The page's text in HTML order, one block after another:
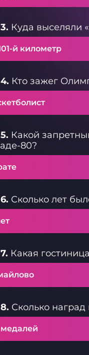
Куда выселяли
й километр
Кто зажег
Какой
80?
Сколько лет
Какая
Сколько
медалей